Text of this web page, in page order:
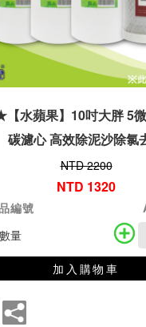
水蘋果】10吋大胖 5
碳濾心 高效除泥沙除氯
NTD 2200
NTD 1320
編號
數量
加入購物車